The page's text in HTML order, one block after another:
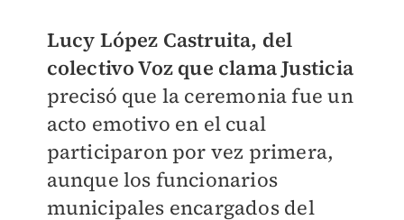
Lucy López Castruita, del
colectivo Voz que clama Justicia
precisó que la ceremonia fue un
acto emotivo en el cual
participaron por vez primera,
aunque los funcionarios
municipales encargados del